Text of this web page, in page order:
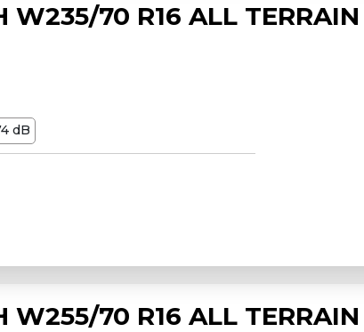
W235/70 R16 ALL
dB
W255/70 R16 ALL